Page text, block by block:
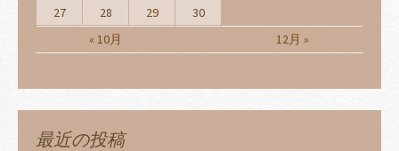
« 10月 12月 »
27
28 29 30
最近の投稿